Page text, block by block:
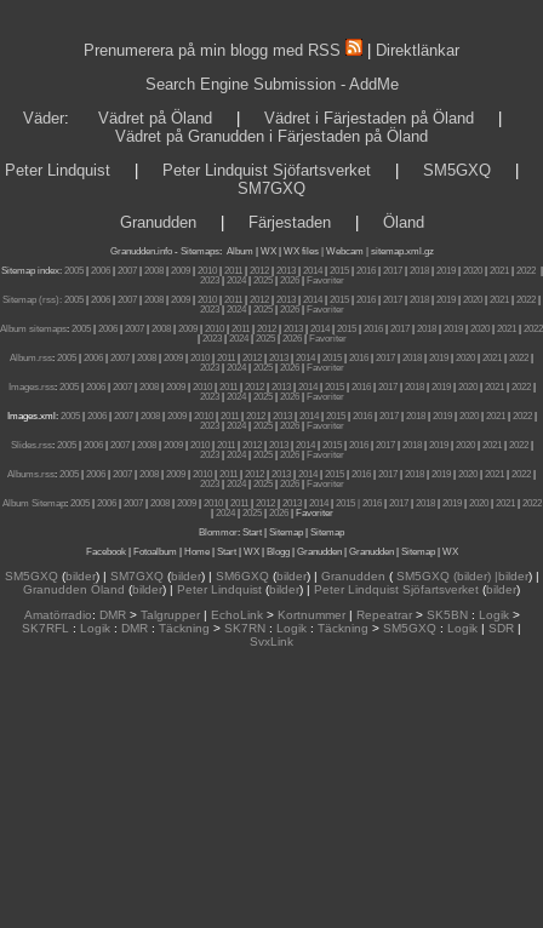
Prenumerera på min blogg med RSS
Direktlänkar
Search Engine Submission - AddMe
Väder: Vädret på Öland Vädret i Färjestaden på Öland
Vädret på Granudden i Färjestaden på Öland
Peter Lindquist
Peter Lindquist Sjöfartsverket SM5GXQ
SM7GXQ
Granudden| Färjestaden| Öland
Granudden.info- Sitemaps: Album WX WX files | Webcam |
sitemap.xml.gz
Sitemap index: 2005| 2006| 2007| 2008| 2009| 2010| 2011| 2012| 2013| 2014| 2015| 2016| 2017| 2018| 2019| 2020| 2021| 2022|
2023| 2024| 2025| 2026|
Favoriter
Sitemap (rss): 2005 2006 2007 2008 2009 2010 2011 2012 2013 2014 2015 2016 2017 2018 2019 2020 2021 2022
2023| 2024| 2025| 2026|
Favoriter
Album sitemaps: 2005 2006 2007 2008 2009 2010 2011 2012 2013 2014 2015 2016 2017 2018 2019 2020 2021
2022
2023| 2024| 2025| 2026|
Favoriter
Album.rss: 2005 2006 2007 2008 2009 2010 2011 2012 2013 2014 2015 2016 2017 2018 2019 2020 2021 2022
2023| 2024| 2025| 2026|
Favoriter
Images.rss: 2005| 2006| 2007| 2008| 2009| 2010| 2011| 2012| 2013| 2014| 2015| 2016| 2017| 2018| 2019| 2020| 2021| 2022|
2023| 2024| 2025| 2026|
Favoriter
Images.xml: 2005| 2006| 2007| 2008| 2009| 2010| 2011| 2012| 2013| 2014| 2015| 2016| 2017| 2018| 2019| 2020| 2021| 2022|
2023| 2024| 2025| 2026|
Favoriter
Slides.rss: 2005| 2006| 2007| 2008| 2009| 2010| 2011| 2012| 2013| 2014| 2015| 2016| 2017| 2018| 2019| 2020| 2021| 2022|
2023| 2024| 2025| 2026|
Favoriter
Albums.rss: 2005 2006 2007 2008 2009 2010 2011 2012 2013 2014 2015 2016 2017 2018 2019 2020 2021 2022
2023| 2024| 2025| 2026|
Favoriter
Album Sitemap: 2005| 2006| 2007| 2008| 2009| 2010| 2011| 2012| 2013| 2014| 2015 | 2016| 2017| 2018| 2019| 2020| 2021| 2022
2024| 2025| 2026|
Favoriter
Blommor: Start Sitemap
Sitemap
Facebook| Fotoalbum Home| Start| WX| Blogg| Granudden| Granudden| Sitemap| WX
SM5GXQ(bilder) | SM7GXQ(bilder) | SM6GXQ(bilder) | Granudden (SM5GXQ (bilder) |bilder) |
Granudden Öland (bilder) | Peter Lindquist (bilder) | Peter Lindquist Sjöfartsverket (bilder)
Amatörradio: DMR> Talgrupper| EchoLink> Kortnummer| Repeatrar> SK5BN: Logik>
SK7RFL
: Logik : DMR : Täckning > SK7RN : Logik : Täckning > SM5GXQ : Logik | SDR |
SvxLink